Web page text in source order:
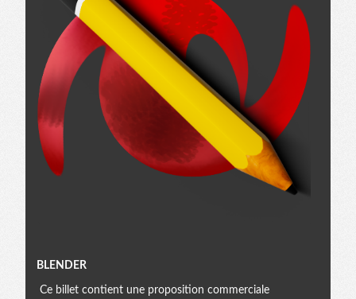
Menu
BLENDER
Ce billet contient une proposition commerciale